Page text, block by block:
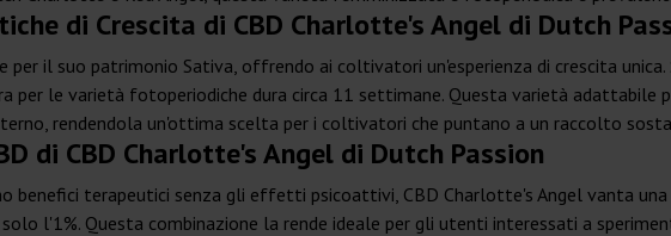
di Crescita di CBD Charlotte's Angel di Dutch
per il suo patrimonio Sativa, offrendo ai coltivatori un'esperienza di crescita
per le varietà fotoperiodiche dura circa 11 settimane. Questa varietà adattabile
rendendola un'ottima scelta per i coltivatori che puntano a un raccolto
di CBD Charlotte's Angel di Dutch Passion
benefici terapeutici senza gli effetti psicoattivi, CBD Charlotte's Angel vanta
l'1%. Questa combinazione la rende ideale per gli utenti interessati a